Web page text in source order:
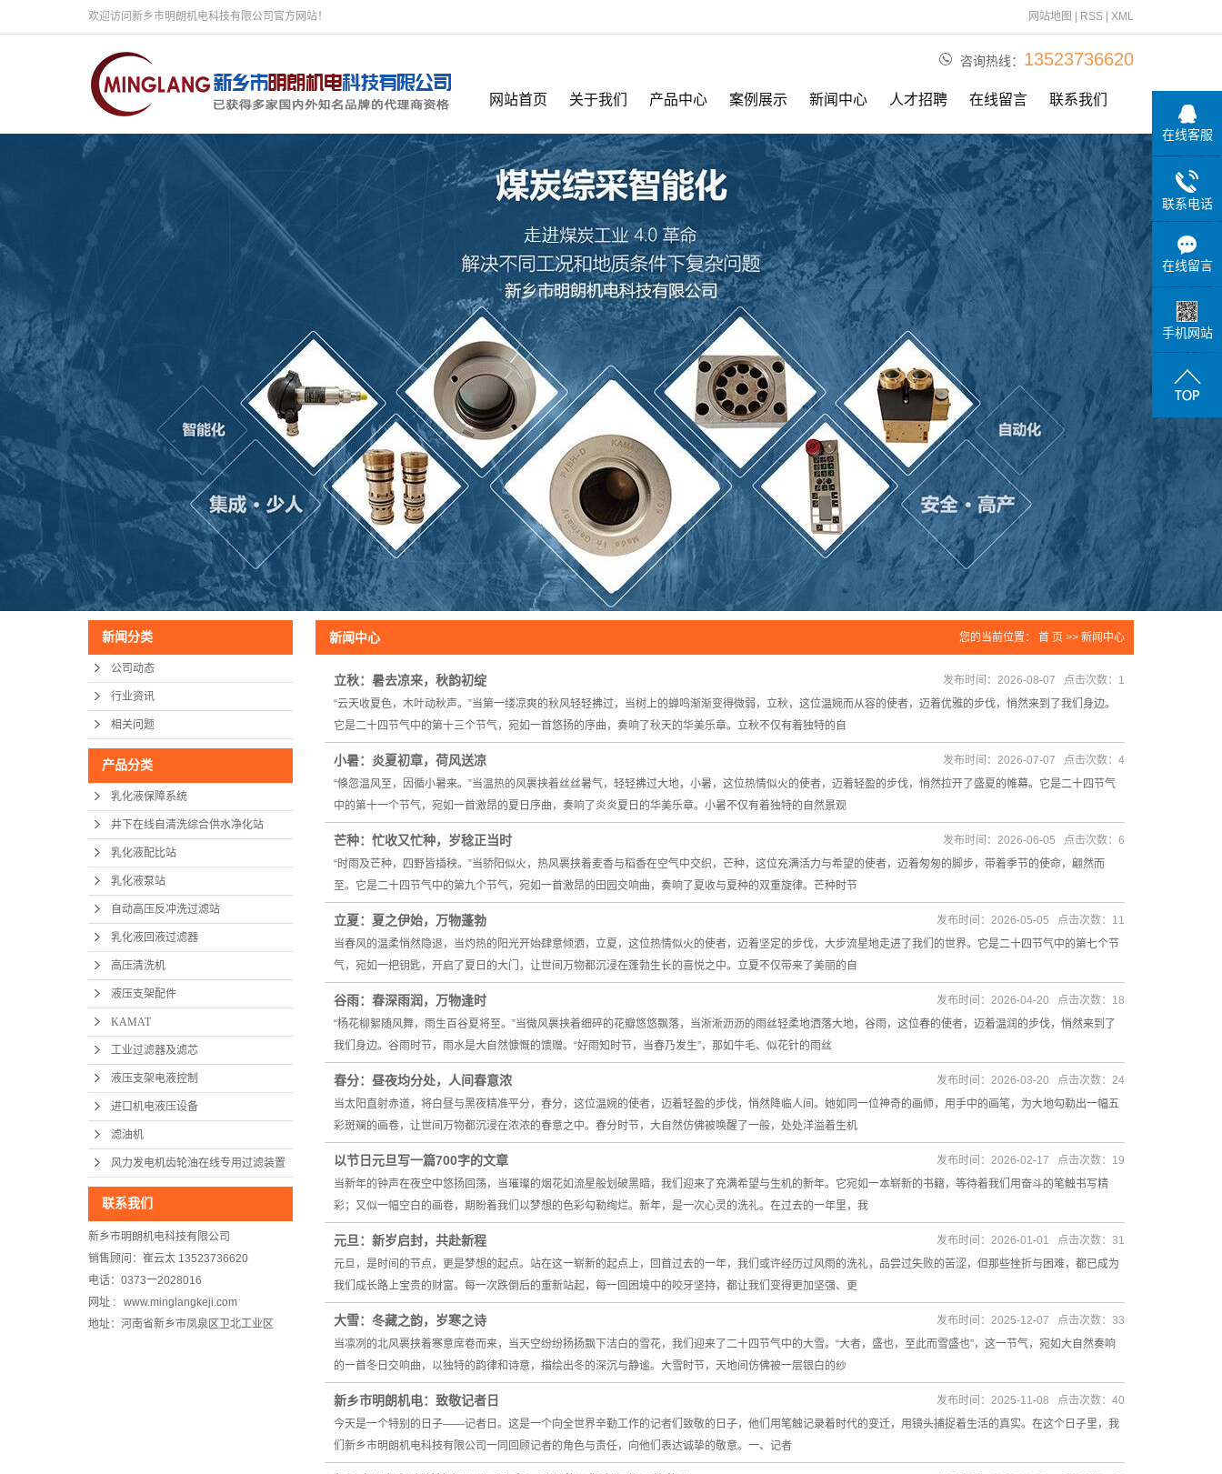
欢迎访问新乡市明朗机电科技有限公司官方网站！ 网站地图 RSS XML
咨询热线： 13523736620
网站首页 关于我们
公司简介
荣誉资质
企业资质
产品中心
乳化液保障系统
井下在线自清洗综合供水净化站
乳化液配比站
乳化液泵站
自动高压反冲洗过滤站
乳化液回液过滤器
高压清洗机
液压支架配件
KAMAT
工业过滤器及滤芯
液压支架电液控制
进口机电液压设备
滤油机
风力发电机齿轮油在线专用过滤装
案例展示
公司相册
企业资质
新闻中心
公司动态
行业资讯
相关问题
人才招聘 在线留言 联系我们
新闻分类
公司动态
行业资讯
相关问题
产品分类
乳化液保障系统
井下在线自清洗综合供水净化站
乳化液配比站
乳化液泵站
自动高压反冲洗过滤站
乳化液回液过滤器
高压清洗机
液压支架配件
KAMAT
工业过滤器及滤芯
液压支架电液控制
进口机电液压设备
滤油机
风力发电机齿轮油在线专用过滤装置
联系我们
新乡市明朗机电科技有限公司
销售顾问：崔云太 13523736620
电话：0373一2028016
网址 : www.minglangkeji.com
地址：河南省新乡市凤泉区卫北工业区
新闻中心 您的当前位置： 首 页 >> 新闻中心
立秋：暑去凉来，秋韵初绽
“云天收夏色，木叶动秋声。”当第一缕凉爽的秋风轻轻拂过，当树上的蝉鸣渐渐变得微弱，立秋，这位温婉而从容的使者，迈着优雅的步伐，悄然来到了我们身边。
它是二十四节气中的第十三个节气，宛如一首悠扬的序曲，奏响了秋天的华美乐章。立秋不仅有着独特的自
发布时间：2026-08-07 点击次数：1
小暑：炎夏初章，荷风送凉
“倏忽温风至，因循小暑来。”当温热的风裹挟着丝丝暑气，轻轻拂过大地，小暑，这位热情似火的使者，迈着轻盈的步伐，悄然拉开了盛夏的帷幕。它是二十四节气
中的第十一个节气，宛如一首激昂的夏日序曲，奏响了炎炎夏日的华美乐章。小暑不仅有着独特的自然景观
发布时间：2026-07-07 点击次数：4
芒种：忙收又忙种，岁稔正当时
“时雨及芒种，四野皆插秧。”当骄阳似火，热风裹挟着麦香与稻香在空气中交织，芒种，这位充满活力与希望的使者，迈着匆匆的脚步，带着季节的使命，翩然而
至。它是二十四节气中的第九个节气，宛如一首激昂的田园交响曲，奏响了夏收与夏种的双重旋律。芒种时节
发布时间：2026-06-05 点击次数：6
立夏：夏之伊始，万物蓬勃
当春风的温柔悄然隐退，当灼热的阳光开始肆意倾洒，立夏，这位热情似火的使者，迈着坚定的步伐，大步流星地走进了我们的世界。它是二十四节气中的第七个节
气，宛如一把钥匙，开启了夏日的大门，让世间万物都沉浸在蓬勃生长的喜悦之中。立夏不仅带来了美丽的自
发布时间：2026-05-05 点击次数：11
谷雨：春深雨润，万物逢时
“杨花柳絮随风舞，雨生百谷夏将至。”当微风裹挟着细碎的花瓣悠悠飘落，当淅淅沥沥的雨丝轻柔地洒落大地，谷雨，这位春的使者，迈着温润的步伐，悄然来到了
我们身边。谷雨时节，雨水是大自然慷慨的馈赠。“好雨知时节，当春乃发生”，那如牛毛、似花针的雨丝
发布时间：2026-04-20 点击次数：18
春分：昼夜均分处，人间春意浓
当太阳直射赤道，将白昼与黑夜精准平分，春分，这位温婉的使者，迈着轻盈的步伐，悄然降临人间。她如同一位神奇的画师，用手中的画笔，为大地勾勒出一幅五
彩斑斓的画卷，让世间万物都沉浸在浓浓的春意之中。春分时节，大自然仿佛被唤醒了一般，处处洋溢着生机
发布时间：2026-03-20 点击次数：24
以节日元旦写一篇700字的文章
当新年的钟声在夜空中悠扬回荡，当璀璨的烟花如流星般划破黑暗，我们迎来了充满希望与生机的新年。它宛如一本崭新的书籍，等待着我们用奋斗的笔触书写精
彩；又似一幅空白的画卷，期盼着我们以梦想的色彩勾勒绚烂。新年，是一次心灵的洗礼。在过去的一年里，我
发布时间：2026-02-17 点击次数：19
元旦：新岁启封，共赴新程
元旦，是时间的节点，更是梦想的起点。站在这一崭新的起点上，回首过去的一年，我们或许经历过风雨的洗礼，品尝过失败的苦涩，但那些挫折与困难，都已成为
我们成长路上宝贵的财富。每一次跌倒后的重新站起，每一回困境中的咬牙坚持，都让我们变得更加坚强、更
发布时间：2026-01-01 点击次数：31
大雪：冬藏之韵，岁寒之诗
当凛冽的北风裹挟着寒意席卷而来，当天空纷纷扬扬飘下洁白的雪花，我们迎来了二十四节气中的大雪。“大者，盛也，至此而雪盛也”，这一节气，宛如大自然奏响
的一首冬日交响曲，以独特的韵律和诗意，描绘出冬的深沉与静谧。大雪时节，天地间仿佛被一层银白的纱
发布时间：2025-12-07 点击次数：33
新乡市明朗机电：致敬记者日
今天是一个特别的日子——记者日。这是一个向全世界辛勤工作的记者们致敬的日子，他们用笔触记录着时代的变迁，用镜头捕捉着生活的真实。在这个日子里，我
们新乡市明朗机电科技有限公司一同回顾记者的角色与责任，向他们表达诚挚的敬意。一、记者
发布时间：2025-11-08 点击次数：40
在线客服
联系电话
在线留言
手机网站